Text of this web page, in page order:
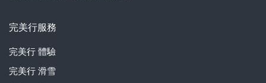
完美行服務
完美行體驗
完美行滑雪